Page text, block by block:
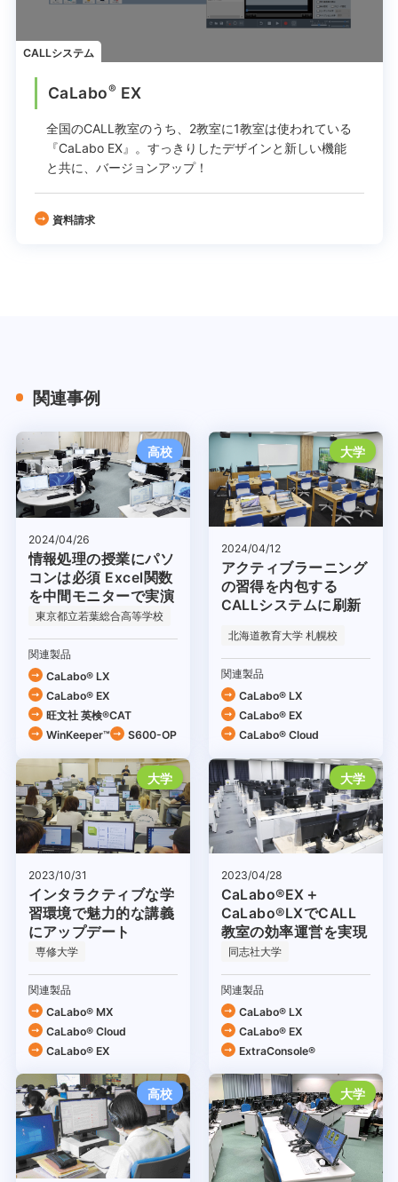
CALLシステム
CaLabo® EX
全国のCALL教室のうち、2教室に1教室は使われている
『CaLabo EX』。 すっきりしたデザインと新しい機能
と共に、バージョンアップ！
資料請求
関連事例
高校
2024/04/26
情報処理の授業にパソ
コンは必須 Excel関数
を中間モニターで実演
東京都立若葉総合高等学校
関連製品
CaLabo® LX
CaLabo® EX
旺文社 英検®CAT
WinKeeper™
S600-OP
大学
2024/04/12
アクティブラーニング
の習得を内包する
CALLシステムに刷新
北海道教育大学 札幌校
関連製品
CaLabo® LX
CaLabo® EX
CaLabo®︎ Cloud
大学
2023/10/31
インタラクティブな学
習環境で魅力的な講義
にアップデート
専修大学
関連製品
CaLabo® MX
CaLabo®︎ Cloud
CaLabo® EX
大学
2023/04/28
CaLabo®EX＋
CaLabo®LXでCALL
教室の効率運営を実現
同志社大学
関連製品
CaLabo® LX
CaLabo® EX
ExtraConsole®
高校 大学